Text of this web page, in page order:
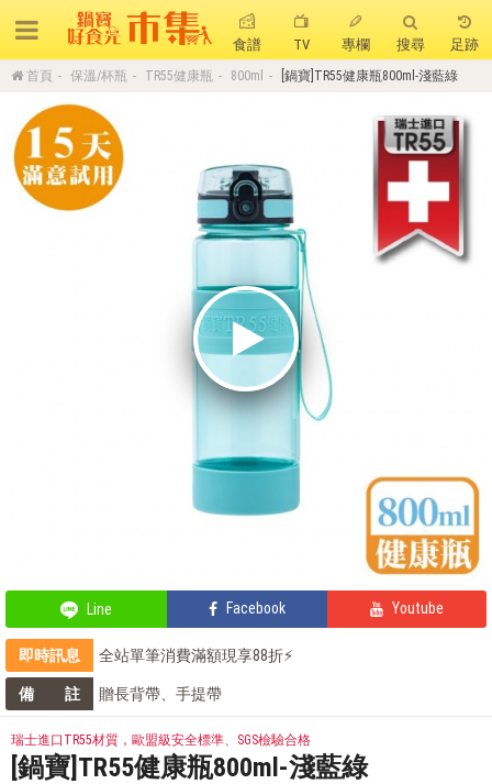
食譜 TV 專欄 搜尋 足跡
首頁 保溫/杯瓶 TR55健康瓶 800ml [鍋寶]TR55健康瓶800ml-淺藍綠
Line Facebook Youtube
即時訊息
全站單筆消費滿額現享88折⚡
部落客的電鍋料理，蒸的很簡單
備 註 贈長背帶、手提帶
瑞士進口TR55材質，歐盟級安全標準、SGS檢驗合格
[鍋寶]TR55健康瓶800ml-淺藍綠
熱門搜尋
聚油不沾鍋 全球通吹風機 陶瓷不沾電鍋
可微波保鮮盒 大理石不沾鍋
金鑽不沾鍋